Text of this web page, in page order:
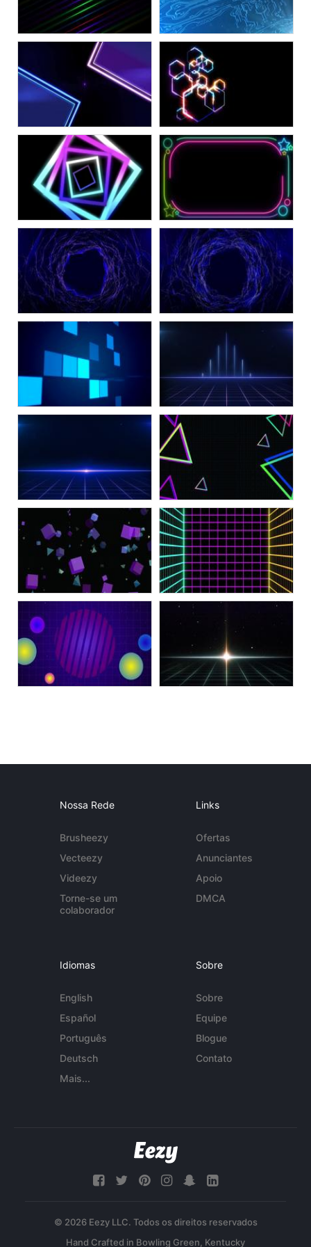
Nossa Rede
Brusheezy
Vecteezy
Videezy
Torne-se um
colaborador
Links
Ofertas
Anunciantes
Apoio
DMCA
Idiomas
English
Español
Português
Deutsch
Mais...
Sobre
Sobre
Equipe
Blogue
Contato
© 2026 Eezy LLC. Todos os direitos reservados